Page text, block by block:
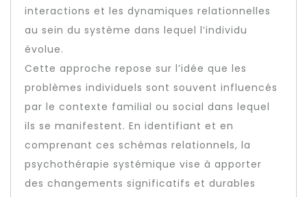
interactions et les dynamiques relationnelles
au sein du système dans lequel l’individu
évolue.
Cette approche repose sur l’idée que les
problèmes individuels sont souvent influencés
par le contexte familial ou social dans lequel
ils se manifestent. En identifiant et en
comprenant ces schémas relationnels, la
psychothérapie systémique vise à apporter
des changements significatifs et durables